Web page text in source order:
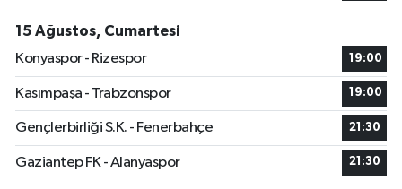
15 Ağustos, Cumartesi
Konyaspor - Rizespor
19:00
Kasımpaşa - Trabzonspor 19:00
Gençlerbirliği S.K. - Fenerbahçe 21:30
Gaziantep FK - Alanyaspor 21:30